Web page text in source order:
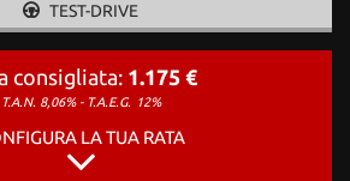
TEST-DRIVE
consigliata: 1.175 €
T.A.N. 8,06% - T.A.E.G. 12%
LA TUA RATA